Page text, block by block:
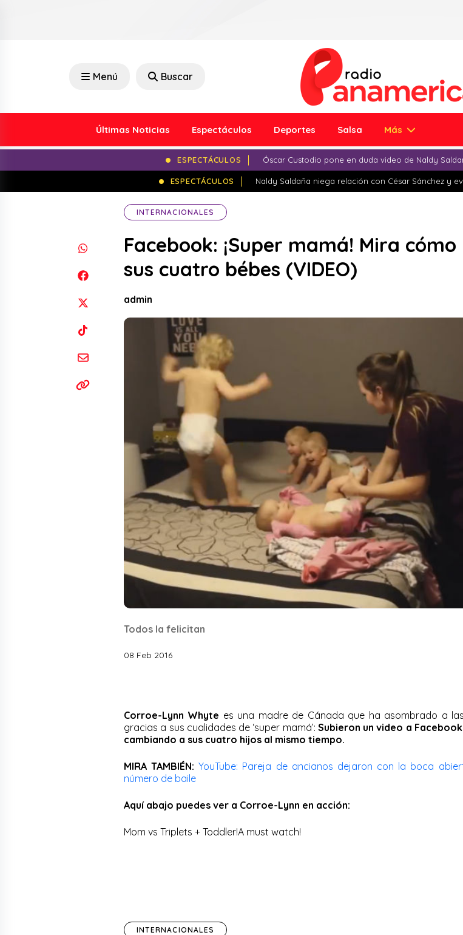
Menú Buscar
Últimas Noticias Espectáculos Deportes Salsa Más
ESPECTÁCULOS Óscar Custodio pone en duda video de Naldy
ESPECTÁCULOS Naldy Saldaña niega relación con César Sánchez y
INTERNACIONALES
Facebook: ¡Super mamá! Mira
sus cuatro bébes (VIDEO)
admin
Todos la felicitan
08 Feb 2016
Corroe-Lynn Whyte es una madre de Cánada que ha asombrado a
gracias a sus cualidades de ‘super mamá’: Subieron un video a
cambiando a sus cuatro hijos al mismo tiempo.
MIRA TAMBIÉN: YouTube: Pareja de ancianos dejaron con la boca
número de baile
Aquí abajo puedes ver a Corroe-Lynn en acción:
Mom vs Triplets + Toddler!A must watch!
INTERNACIONALES